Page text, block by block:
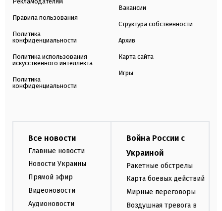
Правила пользования
Политика
конфиденциальности
Политика использования
искусственного интеллекта
Политика
конфиденциальности
Вакансии
Структура собственности
Архив
Карта сайта
Игры
Все новости
Главные новости
Новости Украины
Прямой эфир
Видеоновости
Аудионовости
Война России с
Украиной
Ракетные обстрелы
Карта боевых действий
Мирные переговоры
Воздушная тревога в